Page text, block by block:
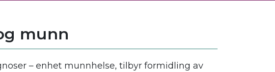
munn
– enhet munnhelse, tilbyr formidling av